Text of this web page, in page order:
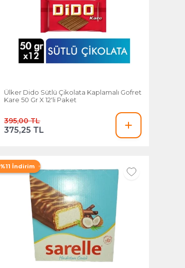
Ülker Dido Sütlü Çikolata Kaplamalı Gofret
Kare 50 Gr X 12'li Paket
395,00 TL
375,25 TL
%11 İndirim